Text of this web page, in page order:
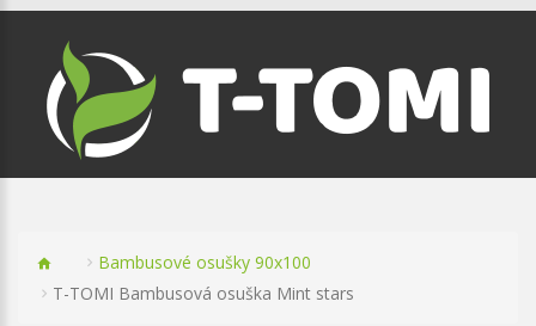
Bambusové osušky 90x100
T-TOMI Bambusová osuška Mint stars